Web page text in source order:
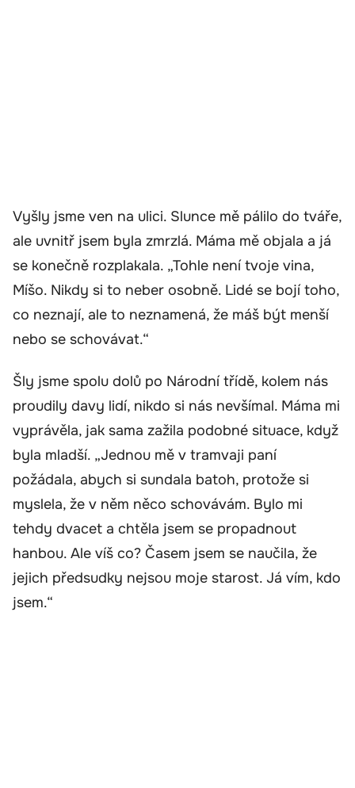
Vyšly jsme ven na ulici. Slunce mě pálilo do tváře,
ale uvnitř jsem byla zmrzlá. Máma mě objala a já
se konečně rozplakala. „Tohle není tvoje vina,
Míšo. Nikdy si to neber osobně. Lidé se bojí toho,
co neznají, ale to neznamená, že máš být menší
nebo se schovávat.“
Šly jsme spolu dolů po Národní třídě, kolem nás
proudily davy lidí, nikdo si nás nevšímal. Máma mi
vyprávěla, jak sama zažila podobné situace, když
byla mladší. „Jednou mě v tramvaji paní
požádala, abych si sundala batoh, protože si
myslela, že v něm něco schovávám. Bylo mi
tehdy dvacet a chtěla jsem se propadnout
hanbou. Ale víš co? Časem jsem se naučila, že
jejich předsudky nejsou moje starost. Já vím, kdo
jsem.“